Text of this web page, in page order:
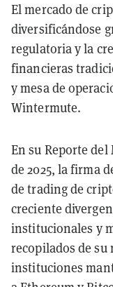
El mercado de
diversificándose
regulatoria y la
financieras
y mesa de
Wintermute.
En su Reporte del
de 2025, la firma
de trading de
creciente
institucionales y
recopilados de su
instituciones